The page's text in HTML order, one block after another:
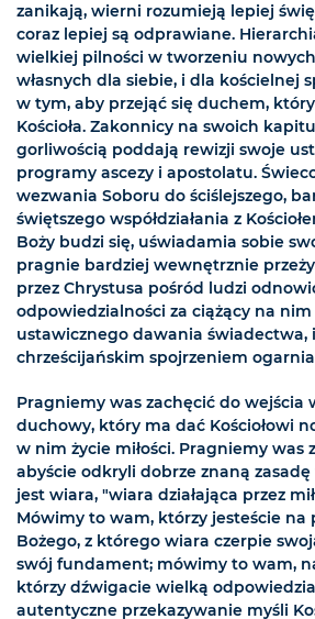
zanikają, wierni rozumieją lepiej
coraz lepiej są odprawiane.
wielkiej pilności w tworzeniu
własnych dla siebie, i dla kościelnej
w tym, aby przejąć się duchem,
Kościoła. Zakonnicy na swoich
gorliwością poddają rewizji swoje
programy ascezy i apostolatu.
wezwania Soboru do ściślejszego,
świętszego współdziałania z
Boży budzi się, uświadamia sobie
pragnie bardziej wewnętrznie
przez Chrystusa pośród ludzi
odpowiedzialności za ciążący na
ustawicznego dawania świadectwa,
chrześcijańskim spojrzeniem
Pragniemy was zachęcić do wejścia
duchowy, który ma dać Kościołowi
w nim życie miłości. Pragniemy was
abyście odkryli dobrze znaną
jest wiara, "wiara działająca przez
Mówimy to wam, którzy jesteście na
Bożego, z którego wiara czerpie
swój fundament; mówimy to wam,
którzy dźwigacie wielką
autentyczne przekazywanie myśli